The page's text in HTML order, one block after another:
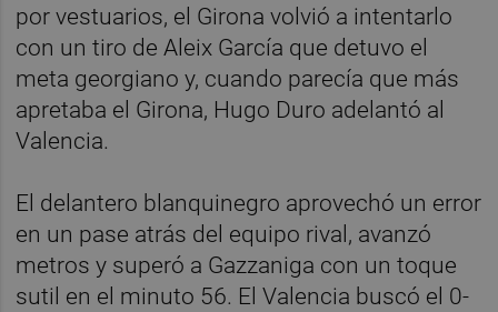
por vestuarios, el Girona volvió a intentarlo
con un tiro de Aleix García que detuvo el
meta georgiano y, cuando parecía que más
apretaba el Girona, Hugo Duro adelantó al
Valencia.
El delantero blanquinegro aprovechó un error
en un pase atrás del equipo rival, avanzó
metros y superó a Gazzaniga con un toque
sutil en el minuto 56. El Valencia buscó el 0-